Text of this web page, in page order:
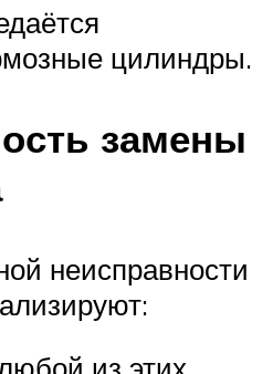
цилиндры.
замены
неисправности